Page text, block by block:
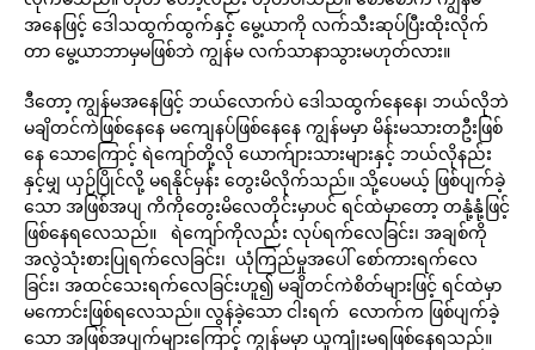
အနေဖြင့် ဒေါသထွက်ထွက်နှင့် မွေ့ယာကို လက်သီးဆုပ်ပြီးထိုးလိုက်
တာ မွေ့ယာဘာမှမဖြစ်ဘဲ ကျွန်မ လက်သာနာသွားမဟုတ်လား။
ဒီတော့ ကျွန်မအနေဖြင့် ဘယ်လောက်ပဲ ဒေါသထွက်နေနေ၊ ဘယ်လိုဘဲ
မချိတင်ကဲဖြစ်နေနေ မကျေနပ်ဖြစ်နေနေ ကျွန်မမှာ မိန်းမသားတဦးဖြစ်
နေ သောကြောင့် ရဲကျော်တို့လို ယောက်ျားသားများနှင့် ဘယ်လိုနည်း
နှင့်မျှ ယှဉ်ပြိုင်လို့ မရနိုင်မှန်း တွေးမိလိုက်သည်။ သို့ပေမယ့် ဖြစ်ပျက်ခဲ့
သော အဖြစ်အပျ ကိကိုတွေးမိလေတိုင်းမှာပင် ရင်ထဲမှာတော့ တနုံ့နုံ့ဖြင့်
ဖြစ်နေရလေသည်။ ရဲကျော်ကိုလည်း လုပ်ရက်လေခြင်း၊ အချစ်ကို
အလွဲသုံးစားပြုရက်လေခြင်း၊ ယုံကြည်မှုအပေါ် စော်ကားရက်လေ
ခြင်း၊ အထင်သေးရက်လေခြင်းဟူ၍ မချိတင်ကဲစိတ်များဖြင့် ရင်ထဲမှာ
မကောင်းဖြစ်ရလေသည်။ လွန်ခဲ့သော ငါးရက် လောက်က ဖြစ်ပျက်ခဲ့
သော အဖြစ်အပျက်များကြောင့် ကျွန်မမှာ ယူကျုံးမရဖြစ်နေရသည်။